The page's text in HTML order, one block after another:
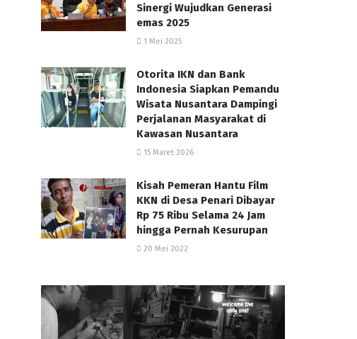
Sinergi Wujudkan Generasi
emas 2025
1 Mei 2025
Otorita IKN dan Bank
Indonesia Siapkan Pemandu
Wisata Nusantara Dampingi
Perjalanan Masyarakat di
Kawasan Nusantara
15 Maret 2026
Kisah Pemeran Hantu Film
KKN di Desa Penari Dibayar
Rp 75 Ribu Selama 24 Jam
hingga Pernah Kesurupan
20 Mei 2022